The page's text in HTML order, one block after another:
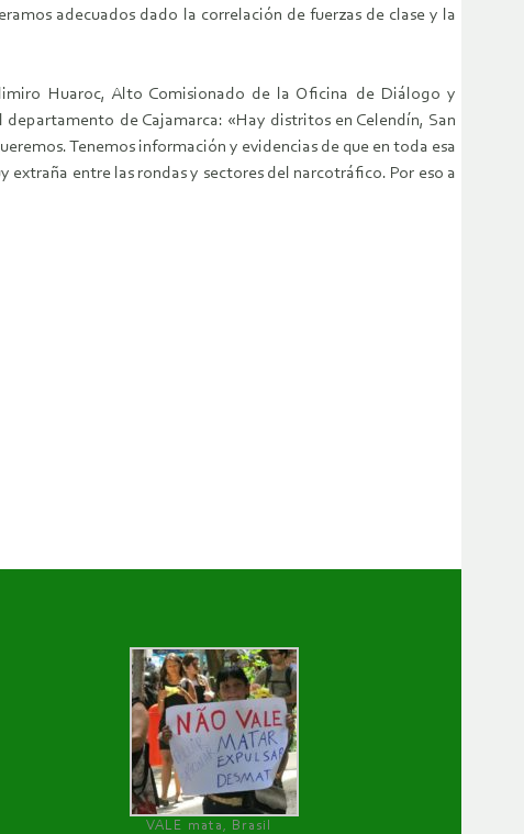
adecuados dado la correlación de fuerzas de clase y la
Huaroc, Alto Comisionado de la Oficina de Diálogo y
de Cajamarca: «Hay distritos en Celendín, San
Tenemos información y evidencias de que en toda esa
entre las rondas y sectores del narcotráfico. Por eso a
VALE mata, Brasil